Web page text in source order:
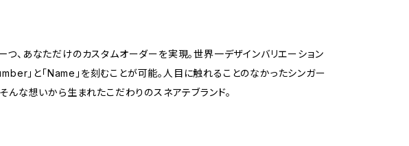
、あなただけのカスタムオーダーを実現。世界一デザインバリエーション
」と「Name」を刻むことが可能。人目に触れることのなかったシンガー
んな想いから生まれたこだわりのスネアテブランド。